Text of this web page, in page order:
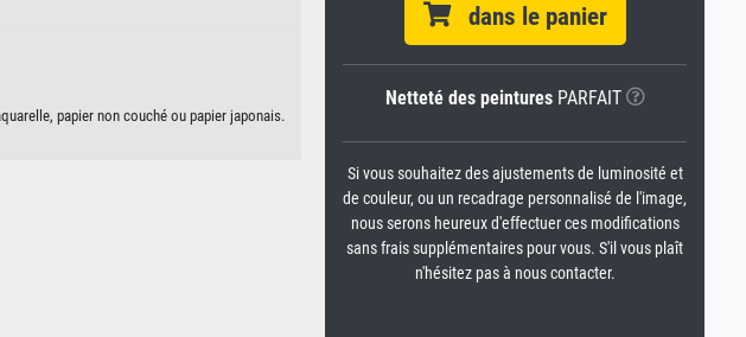
papier non couché ou papier japonais.
dans le panier
Netteté des peinturesPARFAIT
Si vous souhaitez des ajustements de luminosité et
de couleur, ou un recadrage personnalisé de l'image,
nous serons heureux d'effectuer ces modifications
sans frais supplémentaires pour vous. S'il vous plaît
n'hésitez pas à nous contacter.